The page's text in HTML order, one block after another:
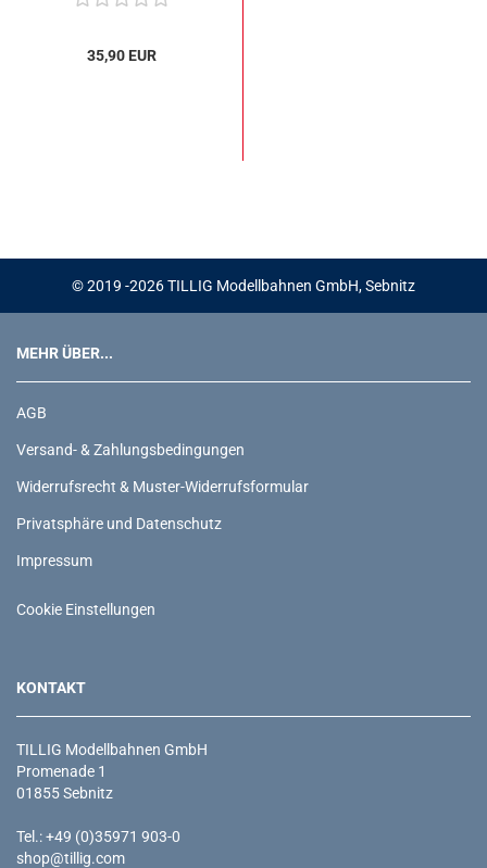
35,90 EUR
© 2019 -2026 TILLIG Modellbahnen GmbH, Sebnitz
MEHR ÜBER...
AGB
Versand- & Zahlungsbedingungen
Widerrufsrecht & Muster-Widerrufsformular
Privatsphäre und Datenschutz
Impressum
Cookie Einstellungen
KONTAKT
TILLIG Modellbahnen GmbH
Promenade 1
01855 Sebnitz
Tel.: +49 (0)35971 903-0
shop@tillig.com